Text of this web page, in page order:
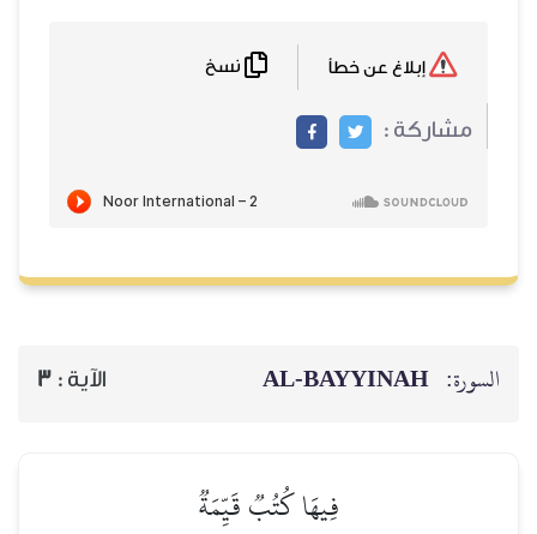
مشاركة :
السورة: AL‑BAYYINAH الآية : 3
فِيهَا كُتُبٞ قَيِّمَةٞ